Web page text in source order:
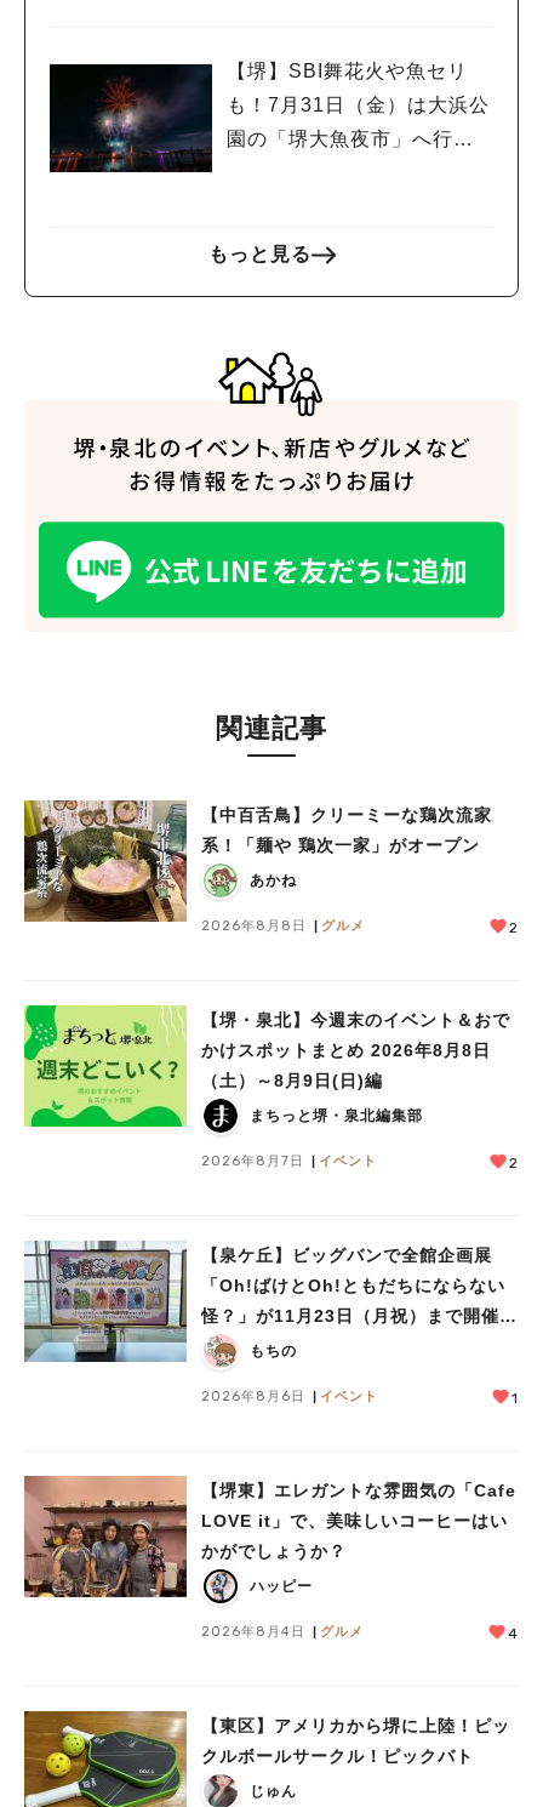
【堺】SBI舞花火や魚セリ
も！7月31日（金）は大浜公
園の「堺大魚夜市」へ行こ
もっと見る
関連記事
【中百舌鳥】クリーミーな鶏次流家
系！「麺や 鶏次一家」がオープン
あかね
2026年8月8日 グルメ 2
【堺・泉北】今週末のイベント＆おで
かけスポットまとめ 2026年8月8日
（土）～8月9日(日)編
まちっと堺・泉北編集部
2026年8月7日 イベント 2
【泉ケ丘】ビッグバンで全館企画展
「Oh!ばけとOh!ともだちにならない
怪？」が11月23日（月祝）まで開催
中！
もちの
2026年8月6日 イベント 1
【堺東】エレガントな雰囲気の「Cafe
LOVE it」で、美味しいコーヒーはい
かがでしょうか？
ハッピー
2026年8月4日 グルメ 4
【東区】アメリカから堺に上陸！ピッ
クルボールサークル！ピックバト
じゅん